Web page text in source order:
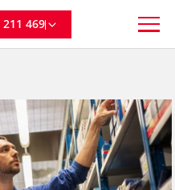
211 469